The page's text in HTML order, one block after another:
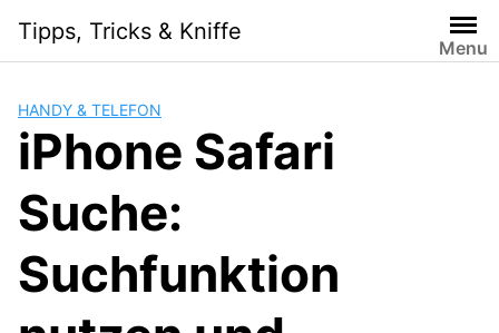
content
Tipps, Tricks & Kniffe
Menu
HANDY & TELEFON
iPhone Safari
Suche:
Suchfunktion